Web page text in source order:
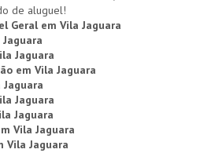
de aluguel!
Geral em Vila Jaguara
Jaguara
em Vila Jaguara
Jaguara
Jaguara
Vila Jaguara
Vila Jaguara